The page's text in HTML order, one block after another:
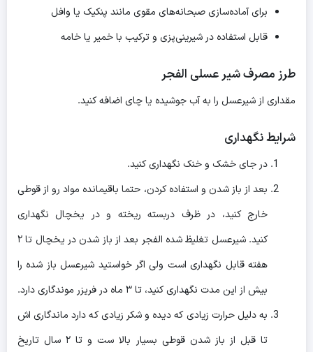
برای آماده‌سازی صبحانه‌های مقوی مانند پنکیک یا وافل
قابل استفاده در شیرینی‌پزی و ترکیب با خمیر یا خامه
طرز مصرف شیر عسلی الفجر
مقداری از شیرعسل را به آب جوشیده یا چای اضافه کنید.
شرایط نگهداری
در جای خشک و خنک نگهداری کنید.
بعد از باز شدن و استفاده کردن، حتما باقیمانده مواد رو از قوطی
خارج کنید، در ظرف دربسته ریخته و در یخچال نگهداری
کنید. شیرعسل تغلیظ شده الفجر بعد از باز شدن در یخچال تا ۲
هفته قابل نگهداری است ولی اگر خواستید شیرعسل باز شده را
بیش از این مدت نگهداری کنید، تا ۳ ماه در فریزر موندگاری دارد.
به دلیل حرارت زیادی که دیده و شکر زیادی که دارد ماندگاری اش
تا قبل از باز شدن قوطی بسیار بالا ست و تا ۲ سال تاریخ